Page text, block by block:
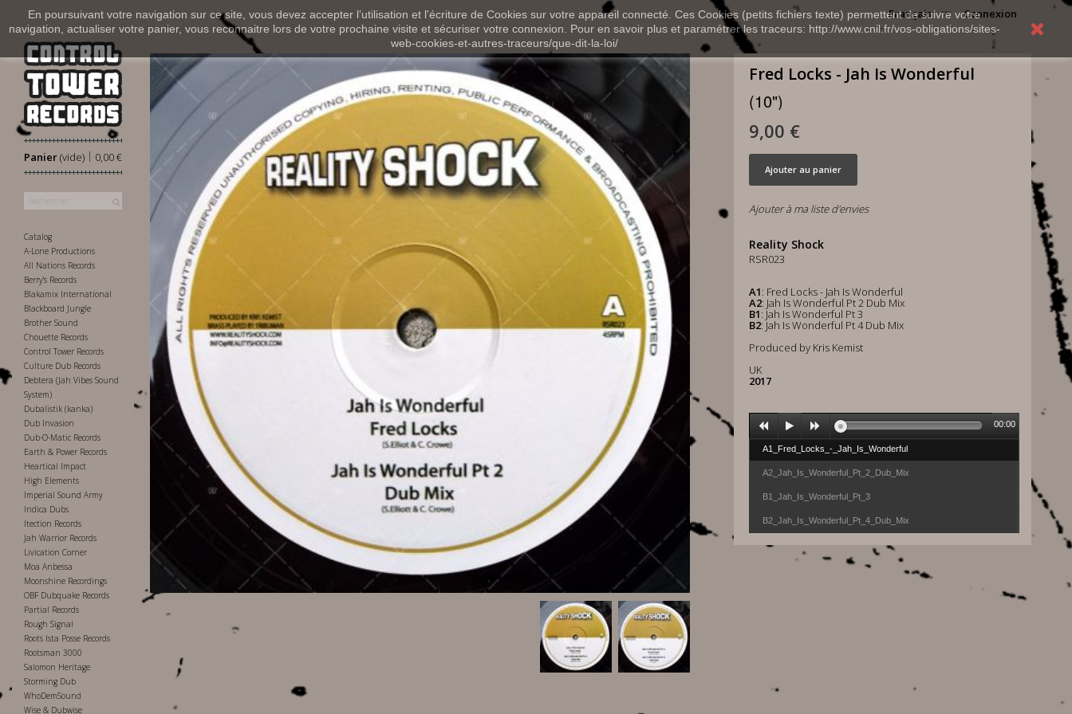
En poursuivant votre navigation sur ce site, vous devez accepter l’utilisation et l'écriture de Cookies sur votre appareil connecté. Ces Cookies (petits fichiers texte) permettent de suivre votre
navigation, actualiser votre panier, vous reconnaitre lors de votre prochaine visite et sécuriser votre connexion. Pour en savoir plus et paramétrer les traceurs: http://www.cnil.fr/vos-obligations/sites-
web-cookies-et-autres-traceurs/que-dit-la-loi/
Connexion
Français
Panier 0,00 €
|
(vide)
Catalog
A-Lone Productions
All Nations Records
Berry's Records
Blakamix International
Blackboard Jungle
Brother Sound
Chouette Records
Control Tower Records
Culture Dub Records
Debtera (Jah Vibes Sound
System)
Dubalistik (kanka)
Dub Invasion
Dub-O-Matic Records
Earth & Power Records
Heartical Impact
High Elements
Imperial Sound Army
Indica Dubs
Itection Records
Jah Warrior Records
Livication Corner
Moa Anbessa
Moonshine Recordings
OBF Dubquake Records
Partial Records
Rough Signal
Roots Ista Posse Records
Rootsman 3000
Salomon Heritage
Storming Dub
WhoDemSound
Wise & Dubwise
Fred Locks - Jah Is Wonderful
(10")
9,00 €
Ajouter au panier
Ajouter à ma liste d'envies
Reality Shock
RSR023
A1: Fred Locks - Jah Is Wonderful
A2: Jah Is Wonderful Pt 2 Dub Mix
B1: Jah Is Wonderful Pt 3
B2: Jah Is Wonderful Pt 4 Dub Mix
Produced by Kris Kemist
UK
2017
A1_Fred_Locks_-_Jah_Is_Wonderful
A2_Jah_Is_Wonderful_Pt_2_Dub_Mix
B1_Jah_Is_Wonderful_Pt_3
B2_Jah_Is_Wonderful_Pt_4_Dub_Mix
00:00